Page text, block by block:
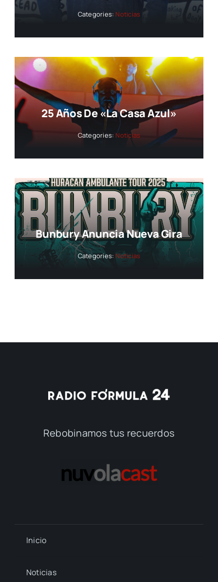
Categories: Noticias
25 Años De «La Casa Azul»
Categories: Noticias
Bunbury Anuncia Nueva Gira
Categories: Noticias
Rebobinamos tus recuerdos
Inicio
Noticias